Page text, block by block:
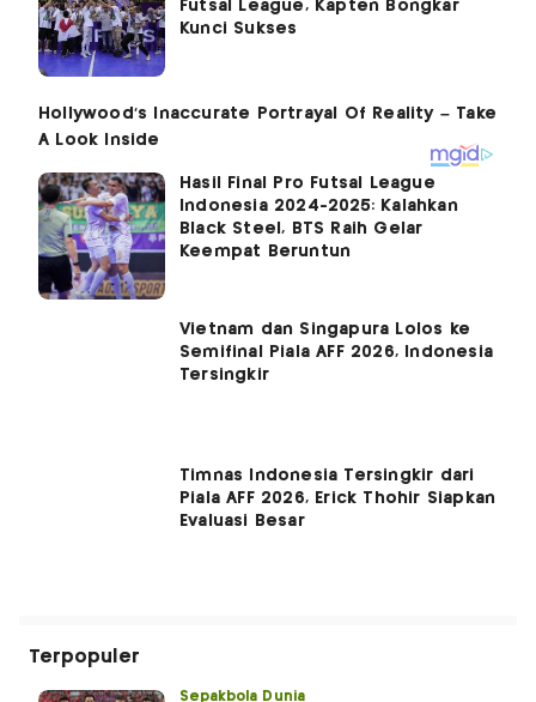
Futsal League, Kapten Bongkar
Kunci Sukses
Hasil Final Pro Futsal League
Indonesia 2024-2025: Kalahkan
Black Steel, BTS Raih Gelar
Keempat Beruntun
Vietnam dan Singapura Lolos ke
Semifinal Piala AFF 2026, Indonesia
Tersingkir
Timnas Indonesia Tersingkir dari
Piala AFF 2026, Erick Thohir Siapkan
Evaluasi Besar
Terpopuler
Sepakbola Dunia